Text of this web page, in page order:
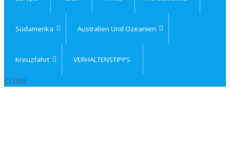
Südamerika Australien Und Ozeanien
Kreuzfahrt VERHALTENSTIPPS
CLOSE